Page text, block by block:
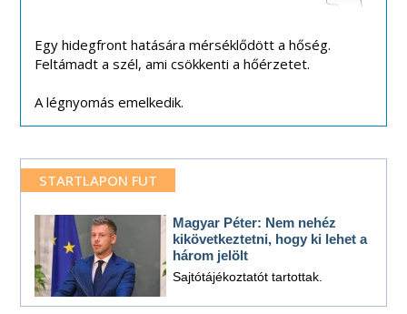
Egy hidegfront hatására mérséklődött a hőség.
Feltámadt a szél, ami csökkenti a hőérzetet.
A légnyomás emelkedik.
STARTLAPON FUT
Magyar Péter: Nem nehéz
kikövetkeztetni, hogy ki lehet a
három jelölt
Sajtótájékoztatót tartottak.